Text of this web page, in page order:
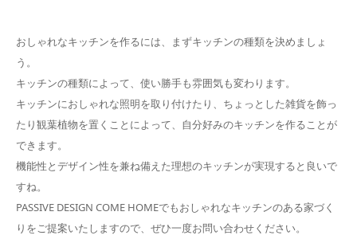
おしゃれなキッチンを作るには、まずキッチンの種類を決めましょ
う。
キッチンの種類によって、使い勝手も雰囲気も変わります。
キッチンにおしゃれな照明を取り付けたり、ちょっとした雑貨を飾っ
たり観葉植物を置くことによって、自分好みのキッチンを作ることが
できます。
機能性とデザイン性を兼ね備えた理想のキッチンが実現すると良いで
すね。
PASSIVE DESIGN COME HOMEでもおしゃれなキッチンのある家づく
りをご提案いたしますので、ぜひ一度お問い合わせください。